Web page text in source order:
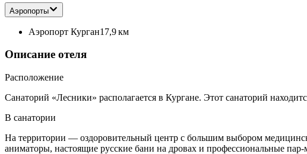
Аэропорты
Аэропорт Курган17,9 км
Описание отеля
Расположение
Санаторий «Лесники» располагается в Кургане. Этот санаторий
В санатории
На территории — оздоровительный центр с большим выбором
аниматоры, настоящие русские бани на дровах и профессиональные